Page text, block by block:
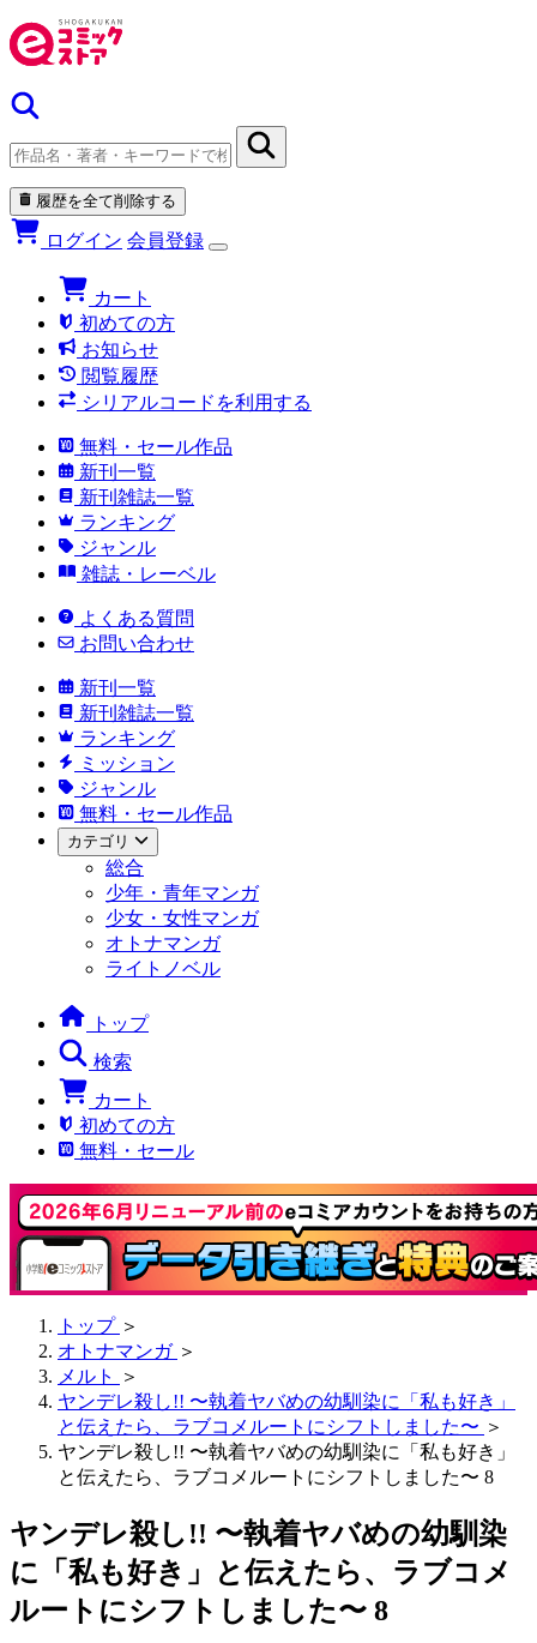
履歴を全て削除する
ログイン 会員登録
カート
初めての方
お知らせ
閲覧履歴
シリアルコードを利用する
無料・セール作品
新刊一覧
新刊雑誌一覧
ランキング
ジャンル
雑誌・レーベル
よくある質問
お問い合わせ
新刊一覧
新刊雑誌一覧
ランキング
ミッション
ジャンル
無料・セール作品
カテゴリ
総合
少年・青年マンガ
少女・女性マンガ
オトナマンガ
ライトノベル
トップ
検索
カート
初めての方
無料・セール
トップ ＞
オトナマンガ ＞
メルト
＞
ヤンデレ殺し!! 〜執着ヤバめの幼馴染に「私も好き」
と伝えたら、ラブコメルートにシフトしました〜 ＞
ヤンデレ殺し!! 〜執着ヤバめの幼馴染に「私も好き」
と伝えたら、ラブコメルートにシフトしました〜 8
ヤンデレ殺し!! 〜執着ヤバめの幼馴染
に「私も好き」と伝えたら、ラブコメ
ルートにシフトしました〜 8